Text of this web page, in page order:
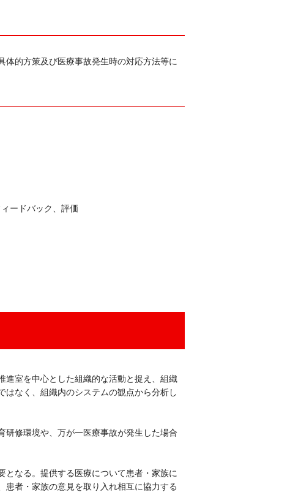
的方策及び医療事故発生時の対応方法等に
ードバック、評価
進室を中心とした組織的な活動と捉え、組織
なく、組織内のシステムの観点から分析し
研修環境や、万が一医療事故が発生した場合
なる。提供する医療について患者・家族に
者・家族の意見を取り入れ相互に協力する